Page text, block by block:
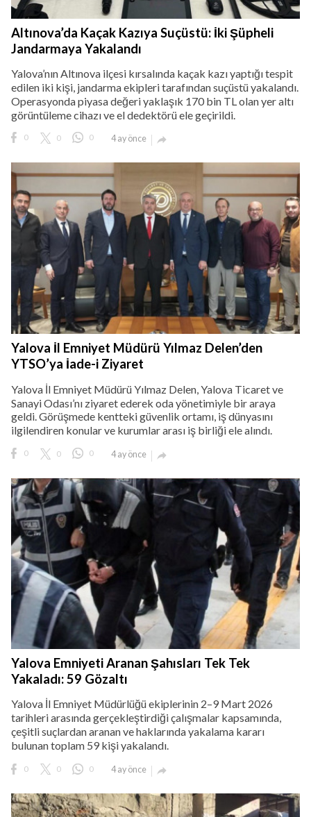
Altınova’da Kaçak Kazıya Suçüstü: İki Şüpheli
Jandarmaya Yakalandı
Yalova’nın Altınova ilçesi kırsalında kaçak kazı yaptığı tespit
edilen iki kişi, jandarma ekipleri tarafından suçüstü yakalandı.
Operasyonda piyasa değeri yaklaşık 170 bin TL olan yer altı
görüntüleme cihazı ve el dedektörü ele geçirildi.
0 0 0 4 ay önce 
Yalova İl Emniyet Müdürü Yılmaz Delen’den
YTSO’ya İade-i Ziyaret
Yalova İl Emniyet Müdürü Yılmaz Delen, Yalova Ticaret ve
Sanayi Odası’nı ziyaret ederek oda yönetimiyle bir araya
geldi. Görüşmede kentteki güvenlik ortamı, iş dünyasını
ilgilendiren konular ve kurumlar arası iş birliği ele alındı.
0 0 0 4 ay önce 
Yalova Emniyeti Aranan Şahısları Tek Tek
Yakaladı: 59 Gözaltı
Yalova İl Emniyet Müdürlüğü ekiplerinin 2–9 Mart 2026
tarihleri arasında gerçekleştirdiği çalışmalar kapsamında,
çeşitli suçlardan aranan ve haklarında yakalama kararı
bulunan toplam 59 kişi yakalandı.
0 0 0 4 ay önce 